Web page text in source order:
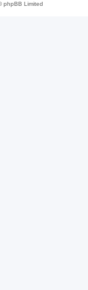
phpBB Limited